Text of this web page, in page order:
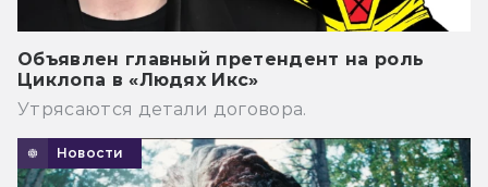
Объявлен главный претендент на роль
Циклопа в «Людях Икс»
Утрясаются детали договора.
Новости